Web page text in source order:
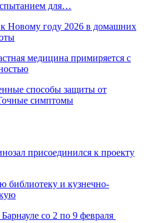
для…
Новому году 2026 в домашних
медицина примиряется с
способы защиты от
симптомы
присоединился к проекту
библиотеку и кузнечно-
со 2 по 9 февраля